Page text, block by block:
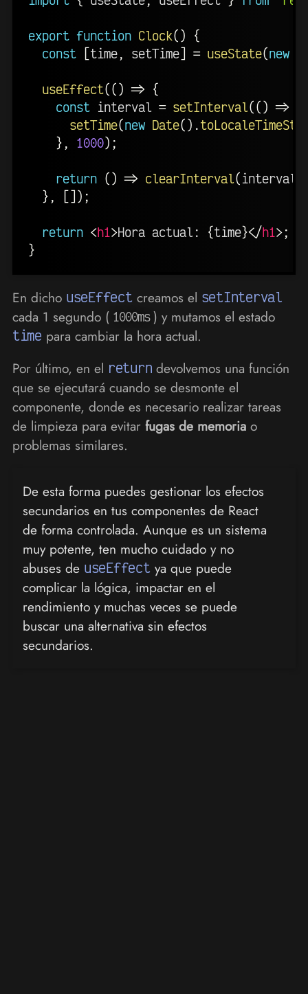
export function Clock()
{
const
[time setTime] = useState(new
useEffect(() => {
const interval = setInterval (() =>
setTime(new Date() .
}
1000) ;
return () => clearInterval (interval
}
[] ) ;
return <h1 >Hora actual: {time}</h1 >;
}
En dicho useEffect creamos el setInterval
cada 1 segundo ( 1000ms ) y mutamos el estado
time para cambiar la hora actual.
Por último, en el return devolvemos una función
que se ejecutará cuando se desmonte el
componente, donde es necesario realizar tareas
de limpieza para evitar fugas de memoriao
problemas similares.
De esta forma puedes gestionar los efectos
secundarios en tus componentes de React
de forma controlada. Aunque es un sistema
muy potente, ten mucho cuidado y no
abuses de useEffect ya que puede
complicar la lógica, impactar en el
rendimiento y muchas veces se puede
buscar una alternativa sin efectos
secundarios.